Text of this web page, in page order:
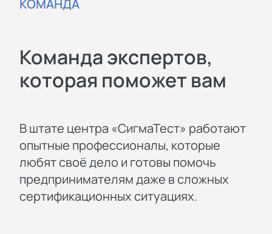
КОМАНДА
Команда экспертов,
которая поможет вам
В штате центра «СигмаТест» работают
опытные профессионалы, которые
любят своё дело и готовы помочь
предпринимателям даже в сложных
сертификационных ситуациях.